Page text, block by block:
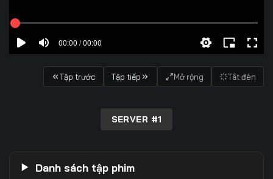
00:00 / 00:00
Tập trước Tập tiếp Mở rộng Tắt đèn
SERVER #1
Danh sách tập phim